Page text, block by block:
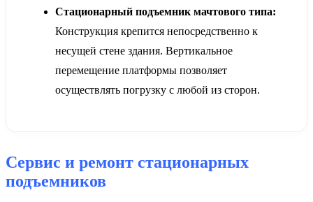
Стационарный подъемник мачтового типа:
Конструкция крепится непосредственно к
несущей стене здания. Вертикальное
перемещение платформы позволяет
осуществлять погрузку с любой из сторон.
Сервис и ремонт стационарных
подъемников